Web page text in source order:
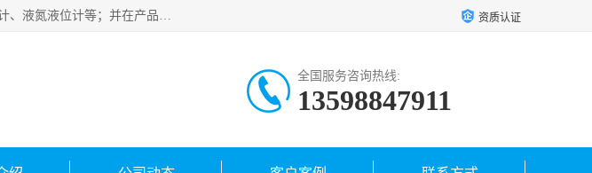
河南福瑞德仪表有限公司是生产销售电容液位计、液氨液位计、小量程液位计定制、智能锅炉水位计、液氮液位计等；并在产品开发、研制的过程中，吸取国内外仪器仪表的技术精华，建立了一支高、精、尖的科研开发队伍，使产品性能不断升级。 资质认证
全国服务咨询热线:
13598847911